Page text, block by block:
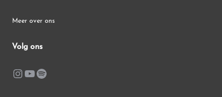
Meer over ons
Volg ons
Instagram
YouTube
Spotify